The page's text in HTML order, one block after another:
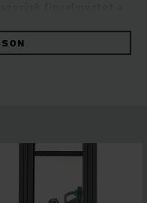
előválasztása pedig az
biztosítja. A vezérlés
lehetővé.